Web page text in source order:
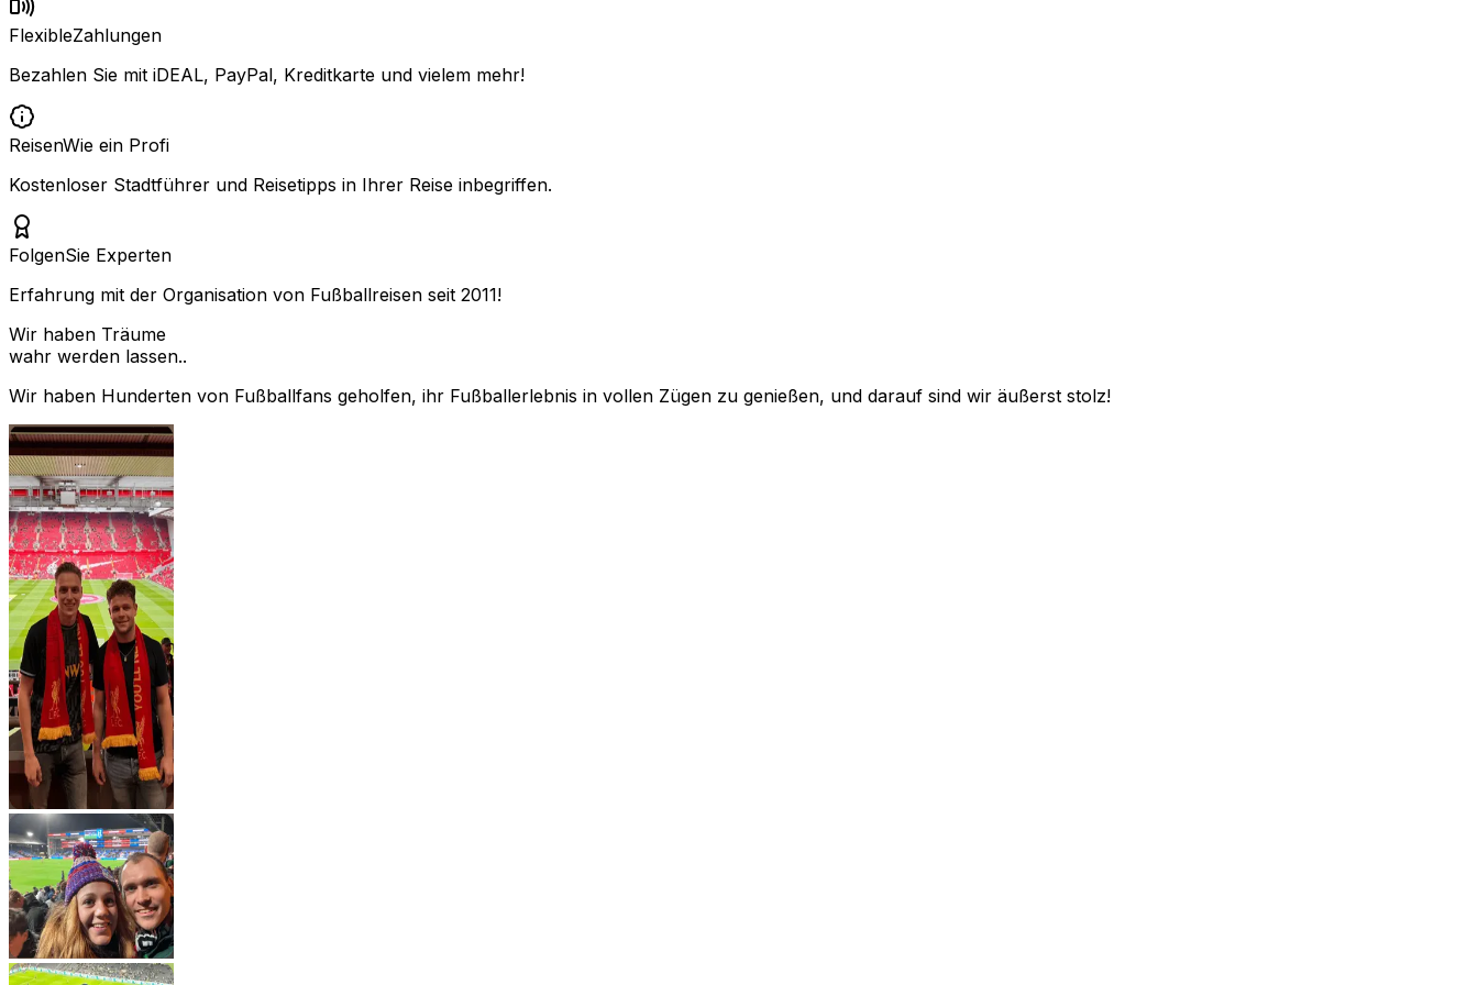
FlexibleZahlungen
Bezahlen Sie mit iDEAL, PayPal, Kreditkarte und vielem mehr!
ReisenWie ein Profi
Kostenloser Stadtführer und Reisetipps in Ihrer Reise inbegriffen.
FolgenSie Experten
Erfahrung mit der Organisation von Fußballreisen seit 2011!
Wir haben Träume
wahr werden lassen..
Wir haben Hunderten von Fußballfans geholfen, ihr Fußballerlebnis in vollen Zügen zu genießen, und darauf sind wir äußerst stolz!